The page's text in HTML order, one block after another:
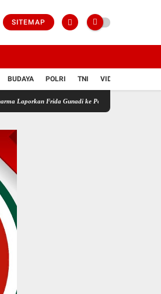
SITEMAP
BUDAYA POLRI TNI VIDIO
Frida Gunadi ke Polres Bangka